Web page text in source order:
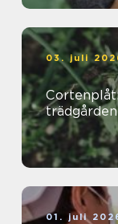
03. juli
trädgården
01. juli